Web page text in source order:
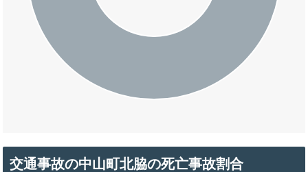
交通事故の中山町北脇の死亡事故割合